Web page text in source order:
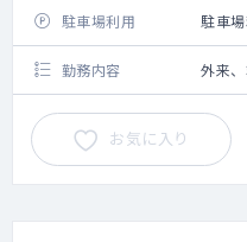
駐車場利用 駐車
勤務内容 外来
お気に入り